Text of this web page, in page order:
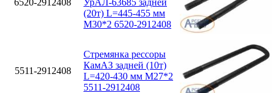
(20т) L=445-455 мм
М30*2 6520-2912408
5511-2912408
Стремянка рессоры
КамАЗ задней (10т)
L=420-430 мм М27*2
5511-2912408